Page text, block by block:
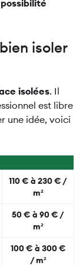
isoler
isolées. Il
est libre
une idée, voici
110 € à 230 € /
m²
50 € à 90 € /
m²
100 € à 300 €
/ m²